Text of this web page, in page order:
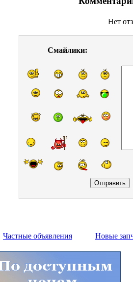
Нет
Смайлики:
Частные объявления Новые